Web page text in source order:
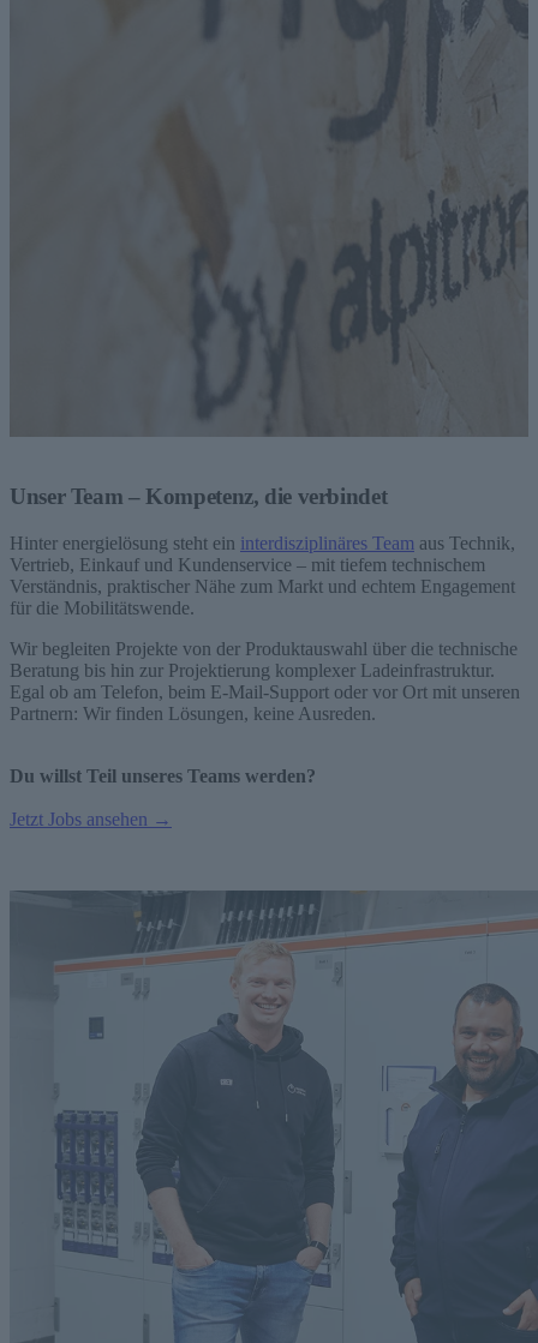
Unser Team – Kompetenz, die verbindet
Hinter energielösung steht ein interdisziplinäres Team aus Technik,
Vertrieb, Einkauf und Kundenservice – mit tiefem technischem
Verständnis, praktischer Nähe zum Markt und echtem Engagement
für die Mobilitätswende.
Wir begleiten Projekte von der Produktauswahl über die technische
Beratung bis hin zur Projektierung komplexer Ladeinfrastruktur.
Egal ob am Telefon, beim E-Mail-Support oder vor Ort mit unseren
Partnern: Wir finden Lösungen, keine Ausreden.
Du willst Teil unseres Teams werden?
Jetzt Jobs ansehen →